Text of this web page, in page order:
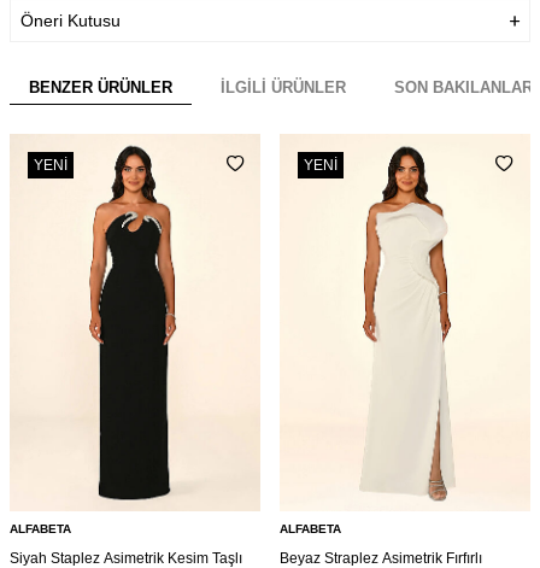
Öneri Kutusu
BENZER ÜRÜNLER İLGILI ÜRÜNLER SON BAKILANLAR
YENI
ALFABETA
Siyah Staplez Asimetrik Kesim Taşlı
YENI
ALFABETA
Beyaz Straplez Asimetrik Fırfırlı